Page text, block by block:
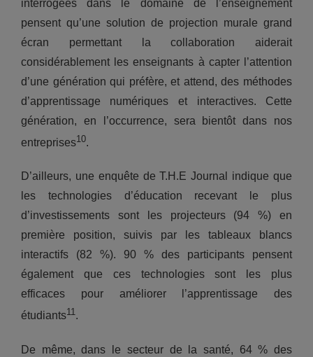
interrogées dans le domaine de l’enseignement
pensent qu’une solution de projection murale grand
écran permettant la collaboration aiderait
considérablement les enseignants à capter l’attention
d’une génération qui préfère, et attend, des méthodes
d’apprentissage numériques et interactives. Cette
génération, en l’occurrence, sera bientôt dans nos
entreprises10.
D’ailleurs, une enquête de T.H.E Journal indique que
les technologies d’éducation recevant le plus
d’investissements sont les projecteurs (94 %) en
première position, suivis par les tableaux blancs
interactifs (82 %). 90 % des participants pensent
également que ces technologies sont les plus
efficaces pour améliorer l’apprentissage des
étudiants11.
De même, dans le secteur de la santé, 64 % des